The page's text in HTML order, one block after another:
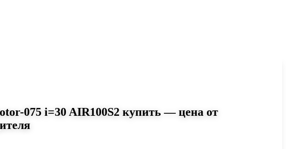
075 i=30 AIR100S2 купить — цена от